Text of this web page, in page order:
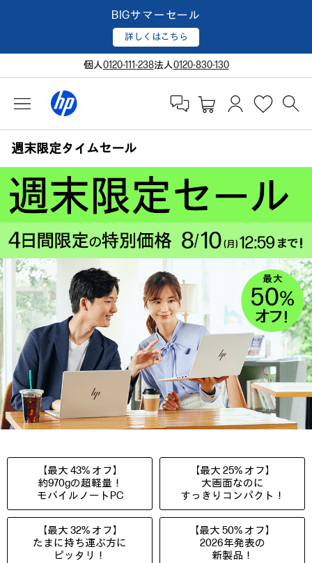
BIGサマーセール
詳しくはこちら
個人0120-111-238法人0120-830-130
週末限定タイムセール
【最大 43% オフ】
約970gの超軽量！
モバイルノートPC
【最大 25% オフ】
大画面なのに
すっきりコンパクト！
【最大 32% オフ】
たまに持ち運ぶ方に
ピッタリ！
【最大 50% オフ】
2026年発表の
新製品！